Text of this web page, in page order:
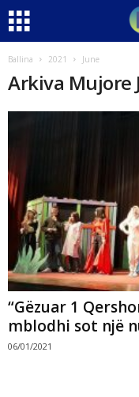
Ballina 2021 June
Arkiva Mujore
“Gëzuar 1
mblodhi sot një
06/01/2021